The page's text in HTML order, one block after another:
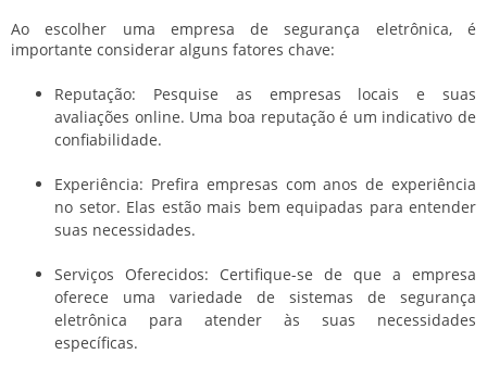
Ao escolher uma empresa de segurança eletrônica, é
importante considerar alguns fatores chave:
Reputação: Pesquise as empresas locais e suas
avaliações online. Uma boa reputação é um indicativo de
confiabilidade.
Experiência: Prefira empresas com anos de experiência
no setor. Elas estão mais bem equipadas para entender
suas necessidades.
Serviços Oferecidos: Certifique-se de que a empresa
oferece uma variedade de sistemas de segurança
eletrônica para atender às suas necessidades
específicas.